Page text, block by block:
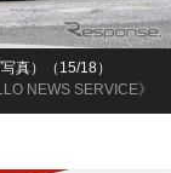
NEWS SERVICE》
真）（15/18）